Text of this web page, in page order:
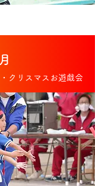
月
・クリスマスお遊戯会